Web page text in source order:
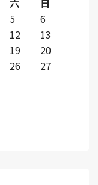
5
6
12
13
19
20
26
27